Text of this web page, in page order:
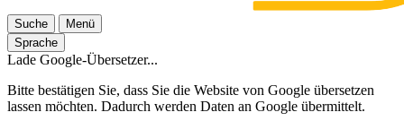
Suche
Menü
Sprache
Lade Google-Übersetzer...
Bitte bestätigen Sie, dass Sie die Website von Google übersetzen
lassen möchten. Dadurch werden Daten an Google übermittelt.